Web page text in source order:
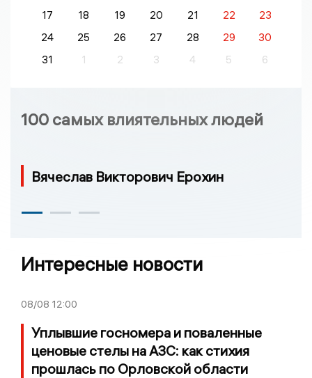
17
18 19 20 21 22
23
24
25 26 27 28 29
30
31
1 2 3 4 5 6
100 самых влиятельных людей
Вячеслав Викторович Ерохин
Интересные новости
08/08 12:00
Уплывшие госномера и поваленные
ценовые стелы на АЗС: как стихия
прошлась по Орловской области